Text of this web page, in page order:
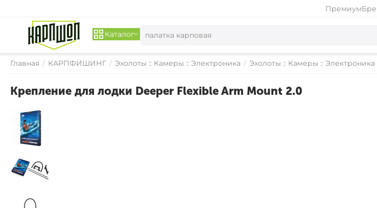
Премиум
Каталог
Главная / КАРПФИШИНГ / Эхолоты :: Камеры :: Электроника / Эхолоты :: Камеры :: Электроника
Крепление для лодки Deeper Flexible Arm Mount 2.0